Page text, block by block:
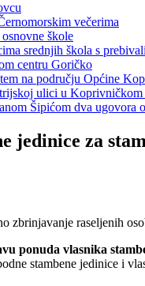
večerima
škole
srednjih škola s
centru Goričko
na području Općine
ulici u
Šipićom dva ugovora
jedinice za
ponuda vlasnika
stambene jedinice i